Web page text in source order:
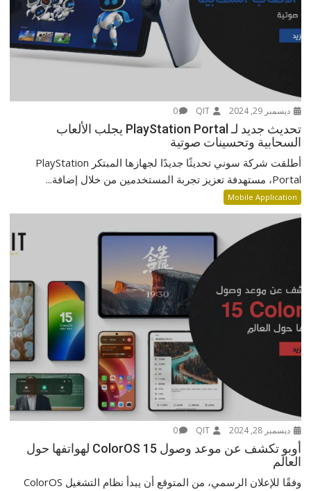
ديسمبر 29, 2024 QIT
0
تحديث جديد لـ PlayStation Portal يجلب الألعاب
السحابية وتحسينات صوتية
أطلقت شركة سوني تحديثًا جديدًا لجهازها المبتكر PlayStation
Portal، مستهدفة تعزيز تجربة المستخدمين من خلال إضافة...
Mobile Application
ديسمبر 28, 2024 QIT
0
أوبو تكشف عن موعد وصول ColorOS 15 لهواتفها حول
العالم
وفقًا للإعلان الرسمي، من المتوقع أن يبدأ نظام التشغيل ColorOS